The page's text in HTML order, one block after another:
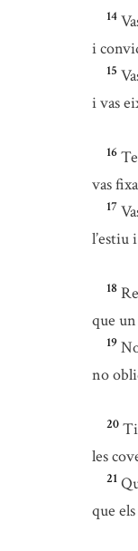
14
i
15
i vas
16
vas
17
l’estiu
18
que
19
no
20
les
21
que